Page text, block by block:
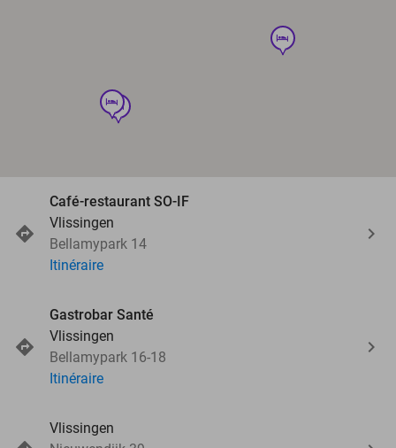
hotel
hotel
hotel
Café-restaurant SO-IF
Vlissingen
Bellamypark 14
Itinéraire
Gastrobar Santé
Vlissingen
Bellamypark 16-18
Itinéraire
Vlissingen